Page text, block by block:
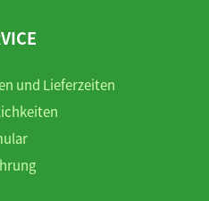
und Lieferzeiten